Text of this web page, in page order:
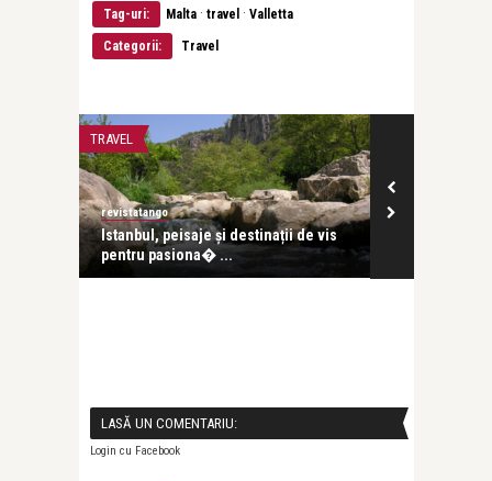
Tag-uri: Malta · travel · Valletta
Categorii: Travel
TRAVEL
revistatango
Istanbul, peisaje și destinații de vis
pentru pasiona� ...
LASĂ UN COMENTARIU:
Login cu Facebook